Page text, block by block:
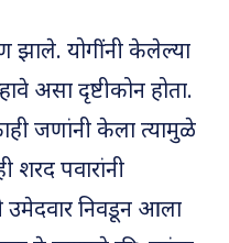
झाले. योगींनी केलेल्या
असा दृष्टीकोन होता.
जणांनी केला त्यामुळे
पवारांनी
उमेदवार निवडून आला